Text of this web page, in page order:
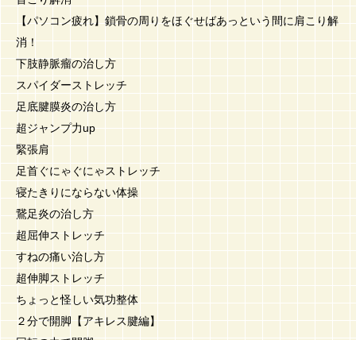
【パソコン疲れ】鎖骨の周りをほぐせばあっという間に肩こり解
消！
下肢静脈瘤の治し方
スパイダーストレッチ
足底腱膜炎の治し方
超ジャンプ力up
緊張肩
足首ぐにゃぐにゃストレッチ
寝たきりにならない体操
鵞足炎の治し方
超屈伸ストレッチ
すねの痛い治し方
超伸脚ストレッチ
ちょっと怪しい気功整体
２分で開脚【アキレス腱編】